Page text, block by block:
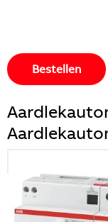
Bestellen